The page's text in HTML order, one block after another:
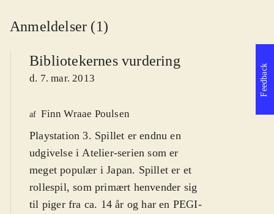
Anmeldelser (1)
Bibliotekernes vurdering
d. 7. mar. 2013
af Finn Wraae Poulsen
Playstation 3. Spillet er endnu en
udgivelse i Atelier-serien som er
meget populær i Japan. Spillet er et
rollespil, som primært henvender sig
til piger fra ca. 14 år og har en PEGI-
Feedback